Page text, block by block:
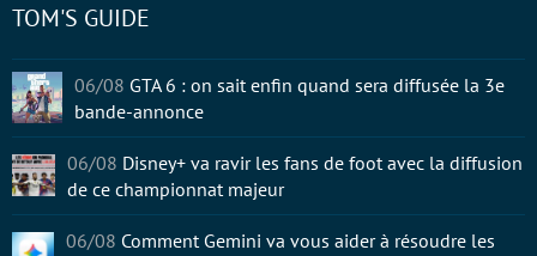
TOM'S GUIDE
06/08 GTA 6 : on sait enfin quand sera diffusée la 3e
bande-annonce
06/08 Disney+ va ravir les fans de foot avec la diffusion
de ce championnat majeur
06/08 Comment Gemini va vous aider à résoudre les